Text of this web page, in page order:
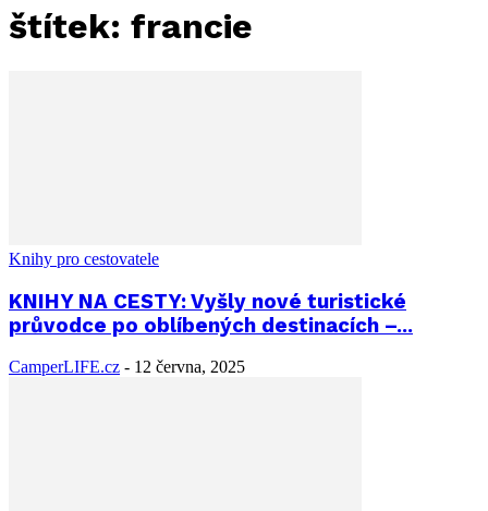
štítek: francie
Knihy pro cestovatele
KNIHY NA CESTY: Vyšly nové turistické
průvodce po oblíbených destinacích –...
CamperLIFE.cz - 12 června, 2025